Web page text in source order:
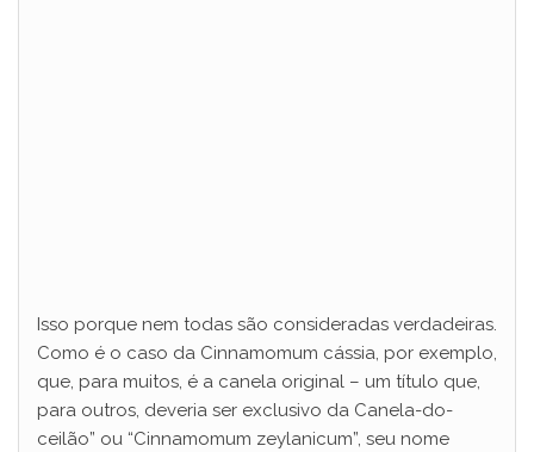
Isso porque nem todas são consideradas verdadeiras.
Como é o caso da Cinnamomum cássia, por exemplo,
que, para muitos, é a canela original – um título que,
para outros, deveria ser exclusivo da Canela-do-
ceilão” ou “Cinnamomum zeylanicum”, seu nome